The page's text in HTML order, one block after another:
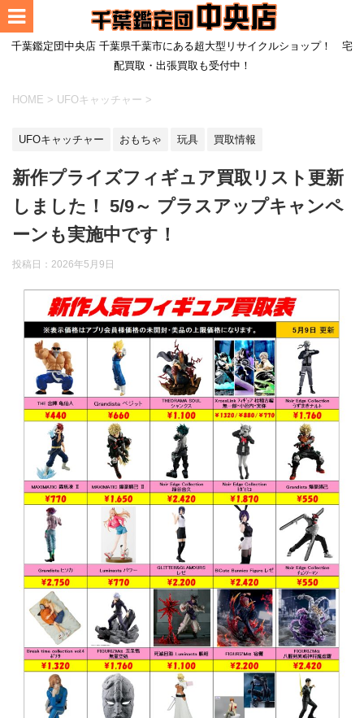
千葉鑑定団中央店 千葉県千葉市にある超大型リサイクルショップ！ 宅
配買取・出張買取も受付中！
HOME > UFOキャッチャー >
UFOキャッチャー おもちゃ 玩具 買取情報
新作プライズフィギュア買取リスト更新
しました！ 5/9～ プラスアップキャンペ
ーンも実施中です！
投稿日： 2026年5月9日